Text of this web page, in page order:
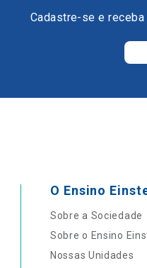
Cadastre-se e
O Ensino
Sobre a Sociedade
Sobre o Ensino
Nossas Unidades